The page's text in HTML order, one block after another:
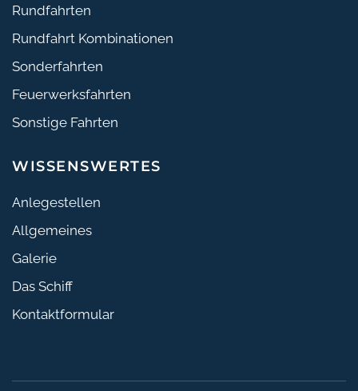
Rundfahrten
Rundfahrt Kombinationen
Sonderfahrten
Feuerwerksfahrten
Sonstige Fahrten
WISSENSWERTES
Anlegestellen
Allgemeines
Galerie
Das Schiff
Kontaktformular